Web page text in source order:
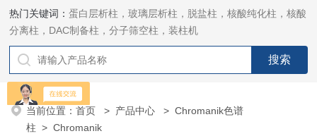
热门关键词：蛋白层析柱，玻璃层析柱，脱盐柱，核酸纯化柱，核酸
分离柱，DAC制备柱，分子筛空柱，装柱机
当前位置：首页 > 产品中心 >Chromanik色谱
柱 >Chromanik